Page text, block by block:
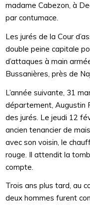
madame Cabezon, à
par contumace.
Les jurés de la Cour
double peine capitale
d’attaques à main
Bussanières, près de
L’année suivante, 31
département, Augustin
des jurés. Le jeudi 12
ancien tenancier de
avec son voisin, le
rouge. Il attendit la
compte.
Trois ans plus tard, au
deux hommes furent